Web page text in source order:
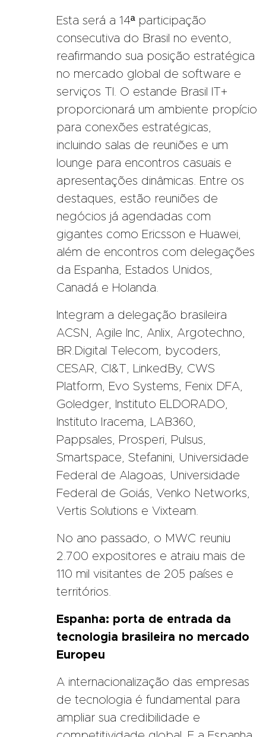
Esta será a 14ª participação
consecutiva do Brasil no evento,
reafirmando sua posição estratégica
no mercado global de software e
serviços TI. O estande Brasil IT+
proporcionará um ambiente propício
para conexões estratégicas,
incluindo salas de reuniões e um
lounge para encontros casuais e
apresentações dinâmicas. Entre os
destaques, estão reuniões de
negócios já agendadas com
gigantes como Ericsson e Huawei,
além de encontros com delegações
da Espanha, Estados Unidos,
Canadá e Holanda.
Integram a delegação brasileira
ACSN, Agile Inc, Anlix, Argotechno,
BR.Digital Telecom, bycoders,
CESAR, CI&T, LinkedBy, CWS
Platform, Evo Systems, Fenix DFA,
Goledger, Instituto ELDORADO,
Instituto Iracema, LAB360,
Pappsales, Prosperi, Pulsus,
Smartspace, Stefanini, Universidade
Federal de Alagoas, Universidade
Federal de Goiás, Venko Networks,
Vertis Solutions e Vixteam.
No ano passado, o MWC reuniu
2.700 expositores e atraiu mais de
110 mil visitantes de 205 países e
territórios.
Espanha: porta de entrada da
tecnologia brasileira no mercado
Europeu
A internacionalização das empresas
de tecnologia é fundamental para
ampliar sua credibilidade e